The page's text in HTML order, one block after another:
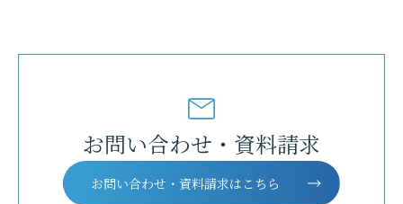
お問い合わせ・資料請求
お問い合わせ・資料請求はこちら